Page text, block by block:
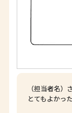
（担当者名
とてもよかった